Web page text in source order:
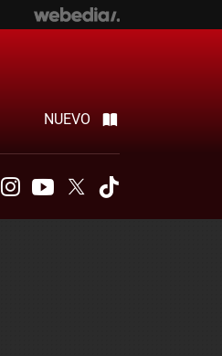
NUEVO
InstagramYoutubeTwitter